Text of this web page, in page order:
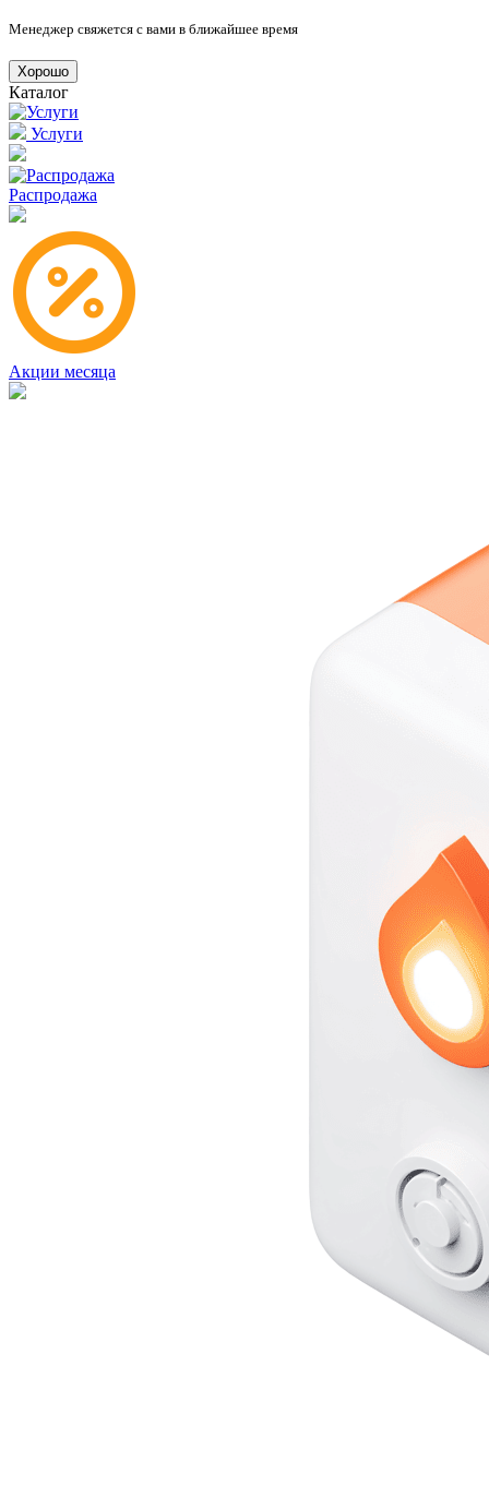
Менеджер свяжется с вами в ближайшее время
Хорошо
Каталог
Услуги
Распродажа
Акции месяца